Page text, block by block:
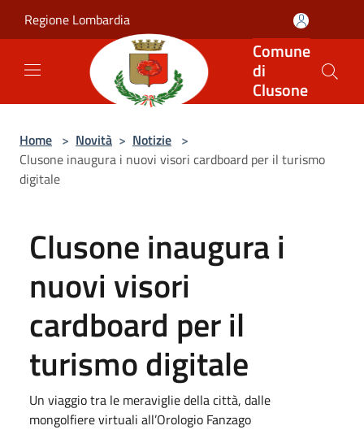
Regione Lombardia
Comune
di
Clusone
Home > Novità > Notizie >
Clusone inaugura i nuovi visori cardboard per il turismo
digitale
Clusone inaugura i
nuovi visori
cardboard per il
turismo digitale
Un viaggio tra le meraviglie della città, dalle
mongolfiere virtuali all’Orologio Fanzago